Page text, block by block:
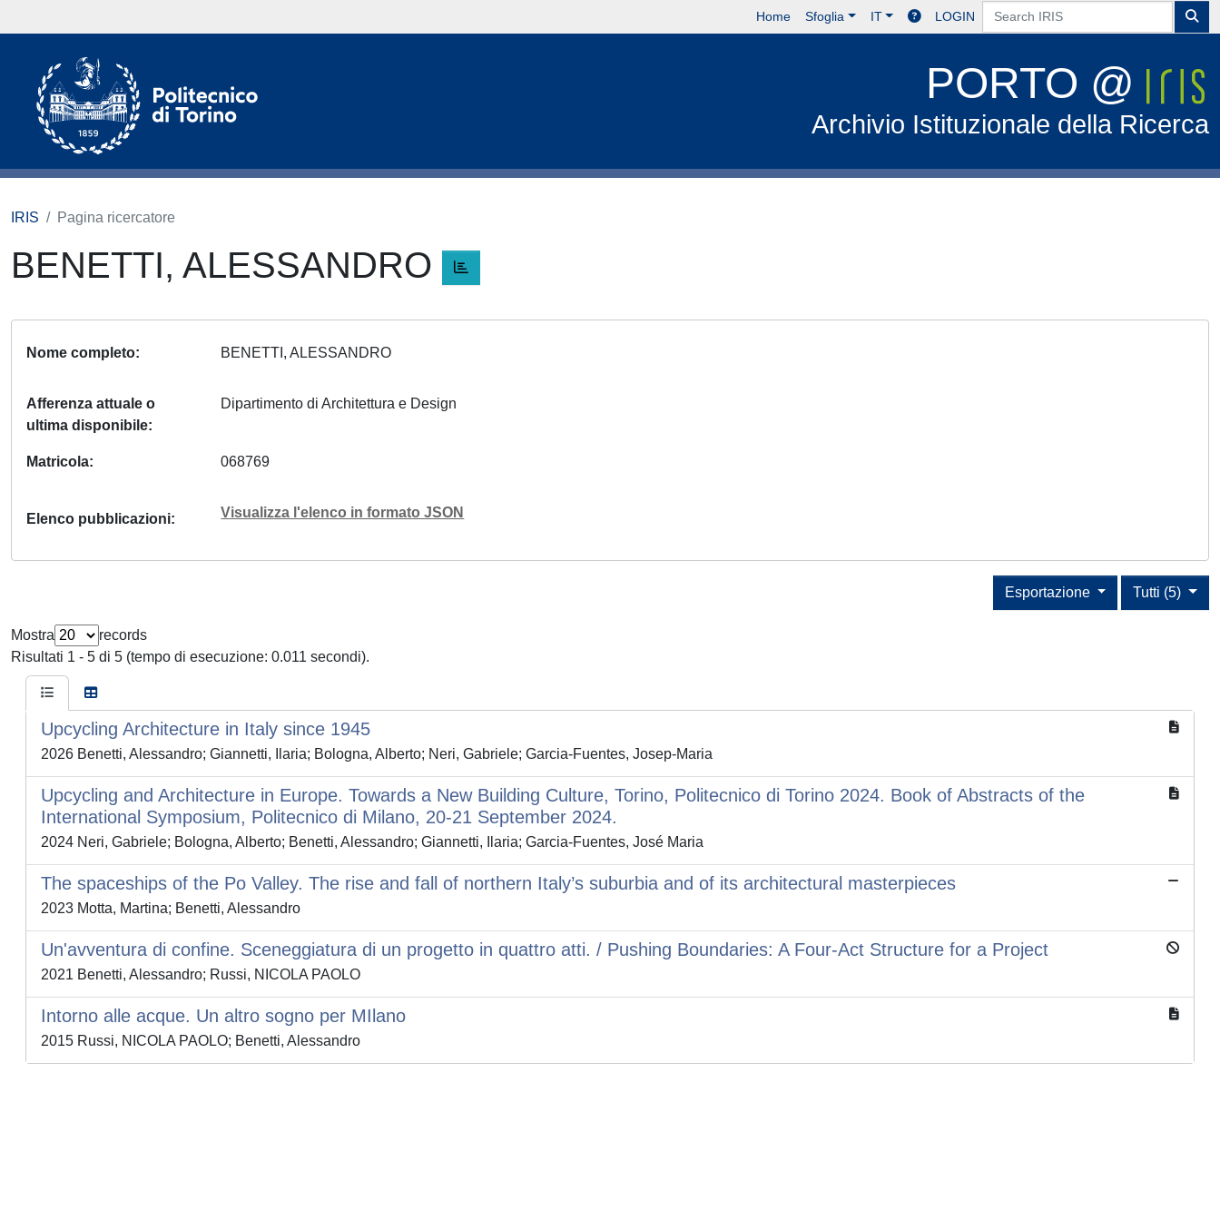
Home Sfoglia IT LOGIN
PORTO @
Archivio Istituzionale della Ricerca
IRIS Pagina ricercatore
BENETTI, ALESSANDRO
Nome completo BENETTI, ALESSANDRO
Afferenza attuale o
ultima disponibile
Dipartimento di Architettura e Design
Matricola 068769
Elenco pubblicazioni Visualizza l'elenco in formato JSON
Tutti (5)
Esportazione
Mostra
records
Risultati 1 - 5 di 5 (tempo di esecuzione: 0.011 secondi).
Upcycling Architecture in Italy since 1945
2026 Benetti, Alessandro; Giannetti, Ilaria; Bologna, Alberto; Neri, Gabriele; Garcia-Fuentes, Josep-Maria
Upcycling and Architecture in Europe. Towards a New Building Culture, Torino, Politecnico di Torino 2024. Book of Abstracts of the
International Symposium, Politecnico di Milano, 20-21 September 2024.
2024 Neri, Gabriele; Bologna, Alberto; Benetti, Alessandro; Giannetti, Ilaria; Garcia-Fuentes, José Maria
The spaceships of the Po Valley. The rise and fall of northern Italy’s suburbia and of its architectural masterpieces
2023 Motta, Martina; Benetti, Alessandro
Un'avventura di confine. Sceneggiatura di un progetto in quattro atti. / Pushing Boundaries: A Four-Act Structure for a Project
2021 Benetti, Alessandro; Russi, NICOLA PAOLO
Intorno alle acque. Un altro sogno per MIlano
2015 Russi, NICOLA PAOLO; Benetti, Alessandro